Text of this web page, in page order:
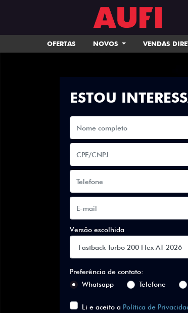
OFERTAS NOVOS VENDAS
ESTOU
Versão escolhida
Preferência de contato:
Whatsapp
Telefone
Li e aceito a Política de